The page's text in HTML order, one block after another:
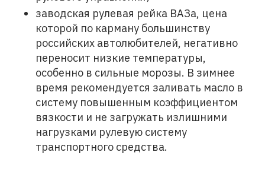
заводская рулевая рейка ВАЗа, цена
которой по карману большинству
российских автолюбителей, негативно
переносит низкие температуры,
особенно в сильные морозы. В зимнее
время рекомендуется заливать масло в
систему повышенным коэффициентом
вязкости и не загружать излишними
нагрузками рулевую систему
транспортного средства.